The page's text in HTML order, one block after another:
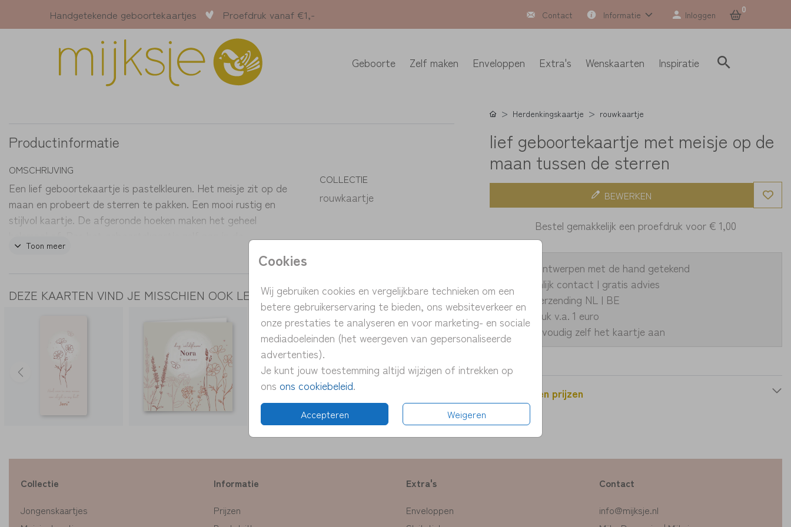
Handgetekende geboortekaartjes Proefdruk vanaf €1,- Contact Informatie Inloggen 0
Geboorte Zelf maken Enveloppen Extra's Wenskaarten Inspiratie
Cookies
Wij gebruiken cookies en vergelijkbare technieken om een
betere gebruikerservaring te bieden, ons websiteverkeer en
onze prestaties te analyseren en voor marketing- en sociale
mediadoeleinden (het weergeven van gepersonaliseerde
advertenties).
Je kunt jouw toestemming altijd wijzigen of intrekken op
ons ons cookiebeleid.
Accepteren Weigeren
Productinformatie
OMSCHRIJVING
Een lief geboortekaartje is pastelkleuren. Het meisje zit op de
maan en probeert de sterren te pakken. Een mooi rustig en
stijlvol kaartje. De afgeronde hoeken maken het geheel
designtool en bestel een proefdruk vanaf 1 euro.
Toon meer
COLLECTIE
rouwkaartje
DEZE KAARTEN VIND JE MISSCHIEN OOK LEUK
Herdenkingskaartje rouwkaartje
lief geboortekaartje met meisje op de
maan tussen de sterren
BEWERKEN
Bestel gemakkelijk een proefdruk voor€ 1,00
> unieke ontwerpen met de hand getekend
> persoonlijk contact | gratis advies
> snelle verzending NL | BE
> proefdruk v.a. 1 euro
> pas eenvoudig zelf het kaartje aan
Formaten en prijzen
Collectie
Jongenskaartjes
Informatie
Prijzen
Extra's
Enveloppen
Contact
info@mijksje.nl